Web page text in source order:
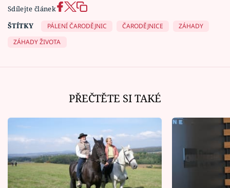
Sdílejte článek
ŠTÍTKY
PÁLENÍ ČARODĚJNIC ČARODĚJNICE
ZÁHADY
ZÁHADY ŽIVOTA
PŘEČTĚTE SI TAKÉ